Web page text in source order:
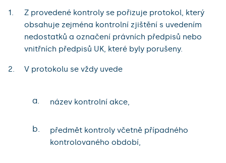
Z provedené kontroly se pořizuje protokol, který
obsahuje zejména kontrolní zjištění s uvedením
nedostatků a označení právních předpisů nebo
vnitřních předpisů UK, které byly porušeny.
V protokolu se vždy uvede
a. název kontrolní akce,
b.
předmět kontroly včetně případného
kontrolovaného období,